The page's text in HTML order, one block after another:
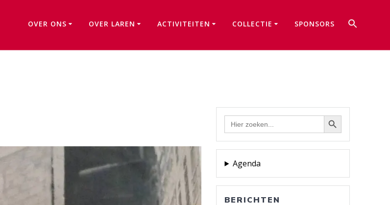
OVER ONS OVER LAREN ACTIVITEITEN COLLECTIE SPONSORS
Zoek
naar:
Zoekknop
Agenda
BERICHTEN